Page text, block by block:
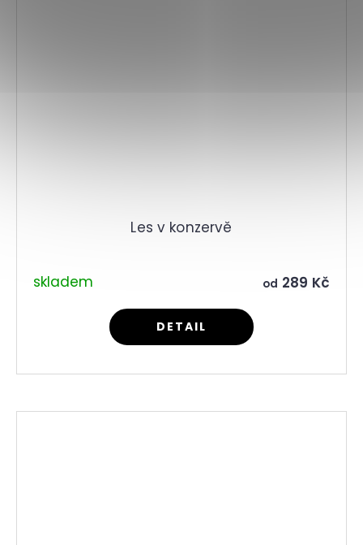
Les v konzervě
skladem od 289 Kč
DETAIL